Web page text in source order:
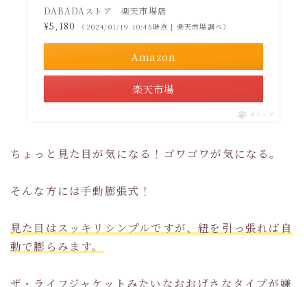
DABADAストア 楽天市場店
¥5,180
（2024/01/19 10:45時点 | 楽天市場調べ）
Amazon
楽天市場
ポチップ
ちょっと見た目が気になる！ゴワゴワが気になる。
そんな方には手動膨張式！
見た目はスッキリシンプルですが、紐を引っ張れば自
動で膨らみます。
ザ・ライフジャケットみたいなおおげさなタイプが嫌